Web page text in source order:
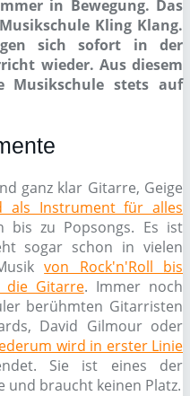
in Bewegung. Das
Kling Klang.
sich sofort in der
wieder. Aus diesem
Musikschule stets auf
ganz klar Gitarre, Geige
als Instrument für alles
bis zu Popsongs. Es ist
sogar schon in vielen
von Rock'n'Roll bis
die Gitarre. Immer noch
berühmten Gitarristen
David Gilmour oder
wird in erster Linie
Sie ist eines der
braucht keinen Platz.